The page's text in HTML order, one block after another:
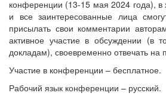
конференции (13-15 мая 2024 года), в
и все заинтересованные лица
присылать свои комментарии
активное участие в обсуждении (в
докладам), своевременно отвечать
Участие в конференции – бесплатное.
Рабочий язык конференции – русский.